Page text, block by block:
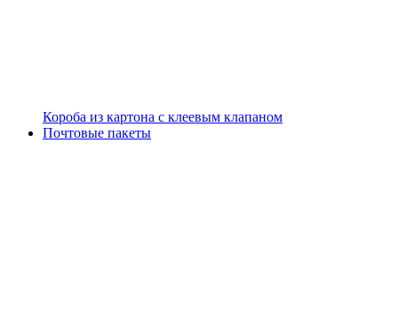
Короба из картона с клеевым клапаном
Почтовые пакеты